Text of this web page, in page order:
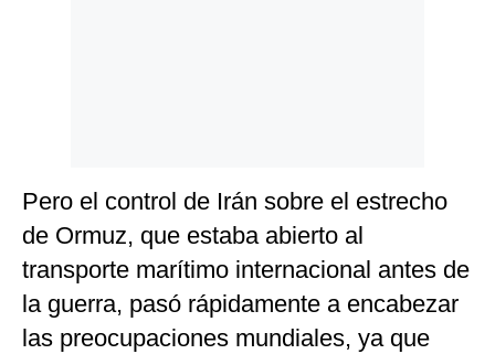
Pero el control de Irán sobre el estrecho
de Ormuz, que estaba abierto al
transporte marítimo internacional antes de
la guerra, pasó rápidamente a encabezar
las preocupaciones mundiales, ya que